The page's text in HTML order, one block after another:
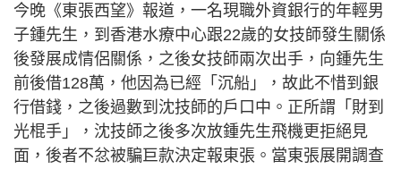
今晚《東張西望》報道，一名現職外資銀行的年輕男
子鍾先生，到香港水療中心跟22歲的女技師發生關係
後發展成情侶關係，之後女技師兩次出手，向鍾先生
前後借128萬，他因為已經「沉船」，故此不惜到銀
行借錢，之後過數到沈技師的戶口中。正所謂「財到
光棍手」，沈技師之後多次放鍾先生飛機更拒絕見
面，後者不忿被騙巨款決定報東張。當東張展開調查